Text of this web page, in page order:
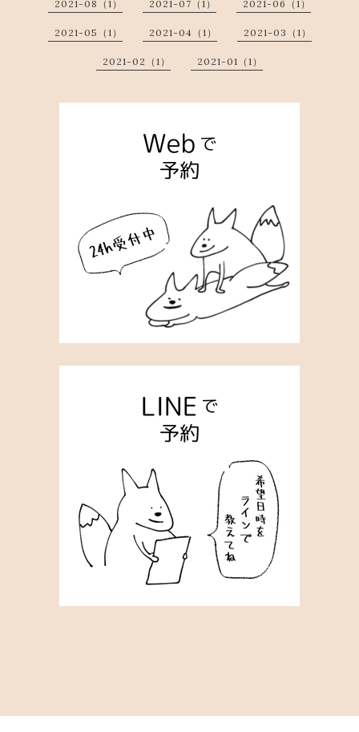
2021-08（1） 2021-07（1） 2021-06（1）
2021-05（1） 2021-04（1） 2021-03（1）
2021-02（1） 2021-01（1）